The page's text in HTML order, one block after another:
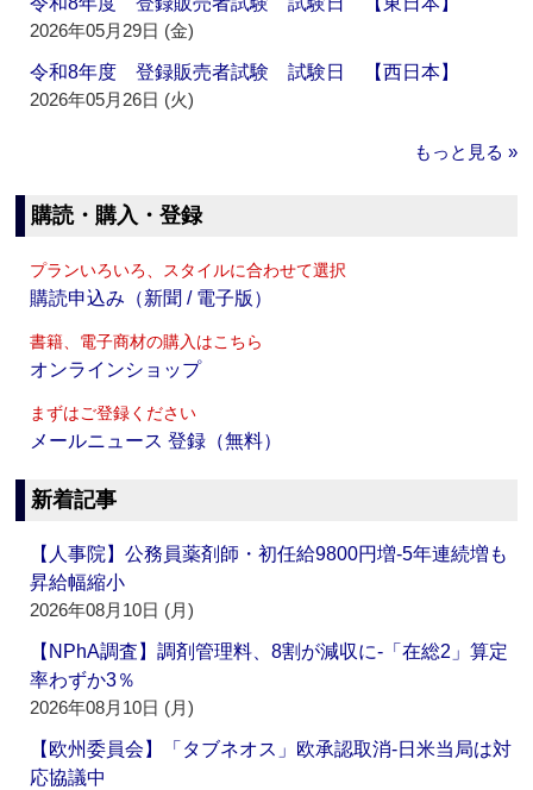
2026年05月29日 (金)
令和8年度 登録販売者試験 試験日 【西日本】
2026年05月26日 (火)
もっと見る »
購読・購入・登録
プランいろいろ、スタイルに合わせて選択
購読申込み（新聞 / 電子版）
書籍、電子商材の購入はこちら
オンラインショップ
まずはご登録ください
メールニュース 登録（無料）
新着記事
【人事院】公務員薬剤師・初任給9800円増‐5年連続増も
昇給幅縮小
2026年08月10日 (月)
【NPhA調査】調剤管理料、8割が減収に‐「在総2」算定
率わずか3％
2026年08月10日 (月)
【欧州委員会】「タブネオス」欧承認取消‐日米当局は対
応協議中